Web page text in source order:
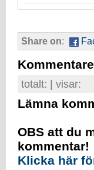
Share on:
totalt: | visar:
Lämna
OBS att du
kommentar!
Klicka här